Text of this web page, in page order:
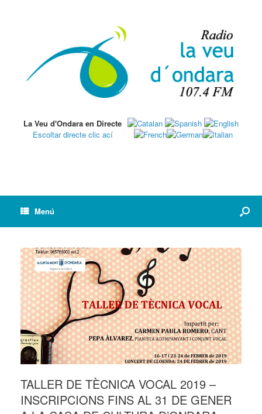
La Veu d'Ondara en Directe
Escoltar directe clic ací
Menú
TALLER DE TÈCNICA VOCAL 2019 –
INSCRIPCIONS FINS AL 31 DE GENER